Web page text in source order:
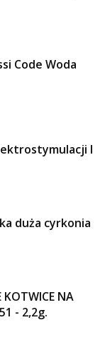
Code Woda
I
duża cyrkonia
KOTWICE NA
- 2,2g.